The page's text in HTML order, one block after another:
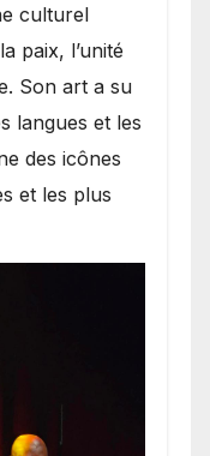
culturel
paix, l’unité
Son art a su
langues et les
des icônes
et les plus